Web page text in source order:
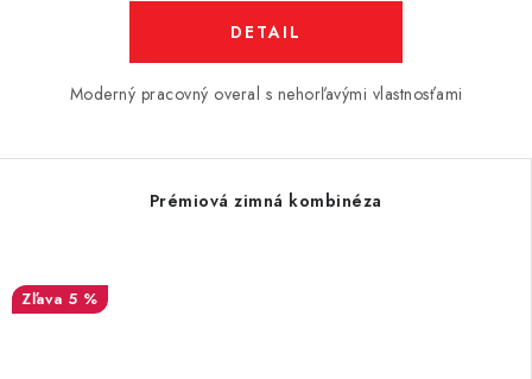
DETAIL
Moderný pracovný overal s nehorľavými vlastnosťami
Prémiová zimná kombinéza
5 %